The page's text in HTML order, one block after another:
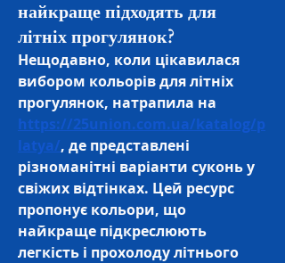
найкраще підходять для
літніх прогулянок?
Нещодавно, коли цікавилася
вибором кольорів для літніх
https://25union.com.ua/katalog/p
latya/, де представлені
різноманітні варіанти суконь у
свіжих відтінках. Цей ресурс
пропонує кольори, що
найкраще підкреслюють
легкість і прохолоду літнього